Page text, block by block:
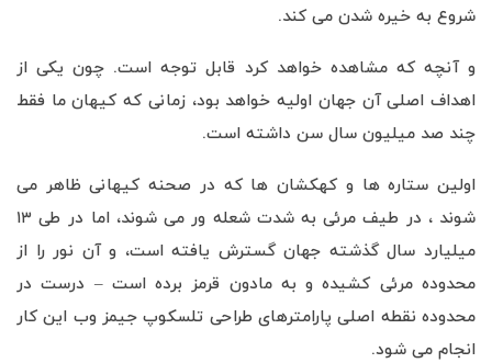
شروع به خیره شدن می کند.
و آنچه که مشاهده خواهد کرد قابل توجه است. چون یکی از
اهداف اصلی آن جهان اولیه خواهد بود، زمانی که کیهان ما فقط
چند صد میلیون سال سن داشته است.
اولین ستاره ها و کهکشان ها که در صحنه کیهانی ظاهر می
شوند ، در طیف مرئی به شدت شعله ور می شوند، اما در طی ۱۳
میلیارد سال گذشته جهان گسترش یافته است، و آن نور را از
محدوده مرئی کشیده و به مادون قرمز برده است – درست در
محدوده نقطه اصلی پارامترهای طراحی تلسکوپ جیمز وب این کار
انجام می شود.